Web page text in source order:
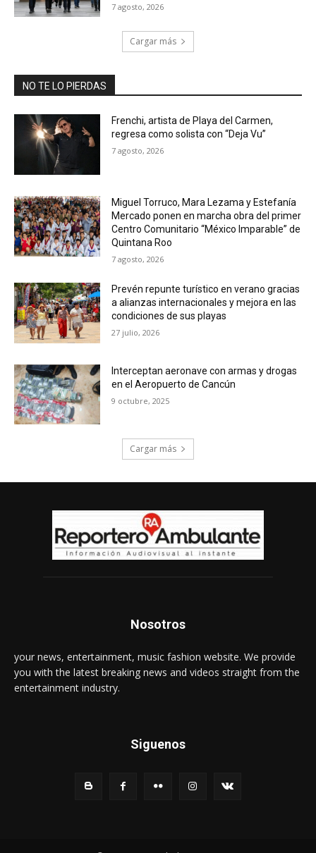
7 agosto, 2026
Cargar más
NO TE LO PIERDAS
Frenchi, artista de Playa del Carmen,
regresa como solista con “Deja Vu”
7 agosto, 2026
Miguel Torruco, Mara Lezama y Estefanía
Mercado ponen en marcha obra del primer
Centro Comunitario “México Imparable” de
Quintana Roo
7 agosto, 2026
Prevén repunte turístico en verano gracias
a alianzas internacionales y mejora en las
condiciones de sus playas
27 julio, 2026
Interceptan aeronave con armas y drogas
en el Aeropuerto de Cancún
9 octubre, 2025
Cargar más
Nosotros
your news, entertainment, music fashion website. We provide
you with the latest breaking news and videos straight from the
entertainment industry.
Siguenos